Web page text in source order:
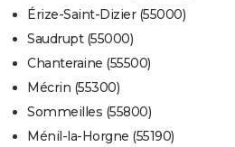
Érize-Saint-Dizier (55000)
Saudrupt (55000)
Chanteraine (55500)
Mécrin (55300)
Sommeilles (55800)
Ménil-la-Horgne (55190)